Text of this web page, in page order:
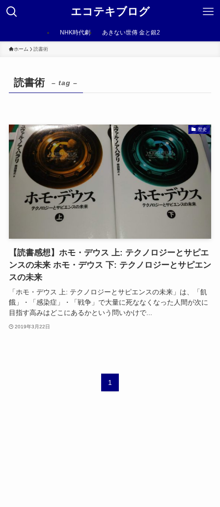
エコテキブログ
NHK時代劇 あきない世傳 金と銀2
ホーム 読書術
読書術 – tag –
歴史
【読書感想】ホモ・デウス 上: テクノロジーとサピエ
ンスの未来 ホモ・デウス 下: テクノロジーとサピエン
スの未来
「ホモ・デウス 上: テクノロジーとサピエンスの未来」は、「飢
餓」・「感染症」・「戦争」で大量に死ななくなった人間が次に
目指す高みはどこにあるかという問いかけで...
2019年3月22日
1